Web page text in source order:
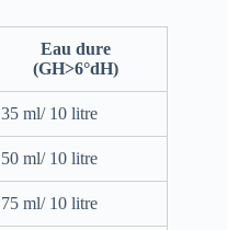
Eau dure
(GH>6°dH)
35 ml/ 10 litre
50 ml/ 10 litre
75 ml/ 10 litre